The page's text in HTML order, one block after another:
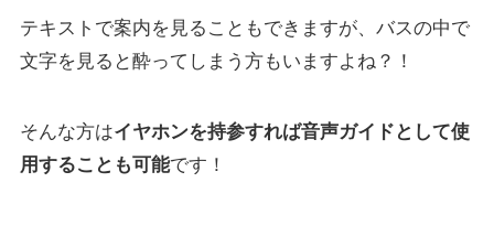
テキストで案内を見ることもできますが、バスの中で
文字を見ると酔ってしまう方もいますよね？！
そんな方はイヤホンを持参すれば音声ガイドとして使
用することも可能です！